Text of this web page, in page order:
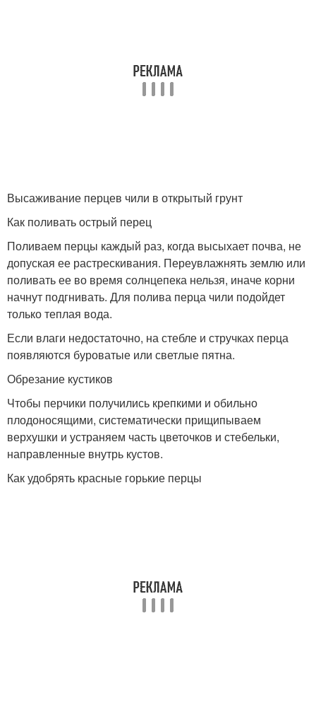
Высаживание перцев чили в открытый грунт
Как поливать острый перец
Поливаем перцы каждый раз, когда высыхает почва, не
допуская ее растрескивания. Переувлажнять землю или
поливать ее во время солнцепека нельзя, иначе корни
начнут подгнивать. Для полива перца чили подойдет
только теплая вода.
Если влаги недостаточно, на стебле и стручках перца
появляются буроватые или светлые пятна.
Обрезание кустиков
Чтобы перчики получились крепкими и обильно
плодоносящими, систематически прищипываем
верхушки и устраняем часть цветочков и стебельки,
направленные внутрь кустов.
Как удобрять красные горькие перцы